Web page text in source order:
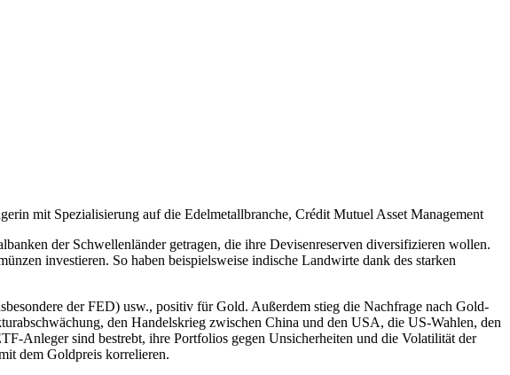
mit Spezialisierung auf die Edelmetallbranche, Crédit Mutuel Asset Management
der Schwellenländer getragen, die ihre Devisenreserven diversifizieren wollen.
investieren. So haben beispielsweise indische Landwirte dank des starken
der FED) usw., positiv für Gold. Außerdem stieg die Nachfrage nach Gold-
den Handelskrieg zwischen China und den USA, die US-Wahlen, den
Anleger sind bestrebt, ihre Portfolios gegen Unsicherheiten und die Volatilität der
dem Goldpreis korrelieren.